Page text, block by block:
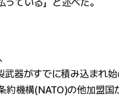
ている」と述べた。
器がすでに積み込まれ始
約機構(NATO)の他加盟国